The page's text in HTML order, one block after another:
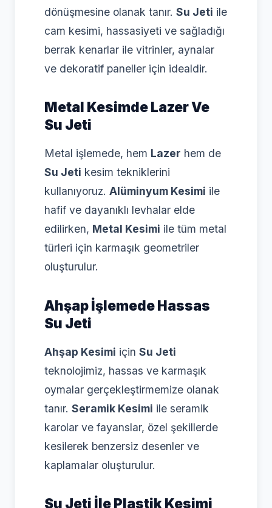
dönüşmesine olanak tanır. Su Jeti ile
cam kesimi, hassasiyeti ve sağladığı
berrak kenarlar ile vitrinler, aynalar
ve dekoratif paneller için idealdir.
Metal Kesimde Lazer Ve
Su Jeti
Metal işlemede, hem Lazer hem de
Su Jeti kesim tekniklerini
kullanıyoruz. Alüminyum Kesimi ile
hafif ve dayanıklı levhalar elde
edilirken, Metal Kesimi ile tüm metal
türleri için karmaşık geometriler
oluşturulur.
Ahşap İşlemede Hassas
Su Jeti
Ahşap Kesimi için Su Jeti
teknolojimiz, hassas ve karmaşık
oymalar gerçekleştirmemize olanak
tanır. Seramik Kesimi ile seramik
karolar ve fayanslar, özel şekillerde
kesilerek benzersiz desenler ve
kaplamalar oluşturulur.
Su Jeti İle Plastik Kesimi